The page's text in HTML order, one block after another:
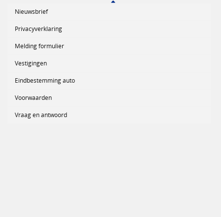
Nieuwsbrief
Privacyverklaring
Melding formulier
Vestigingen
Eindbestemming auto
Voorwaarden
Vraag en antwoord